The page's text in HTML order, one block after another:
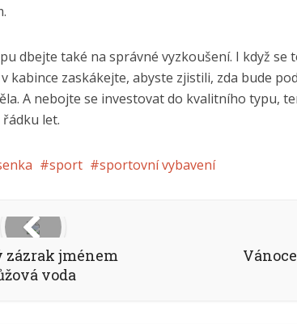
dbejte také na správné vyzkoušení. I když se
kabince zaskákejte, abyste zjistili, zda bude
A nebojte se investovat do kvalitního typu,
let.
sport sportovní vybavení
zázrak jménem
voda